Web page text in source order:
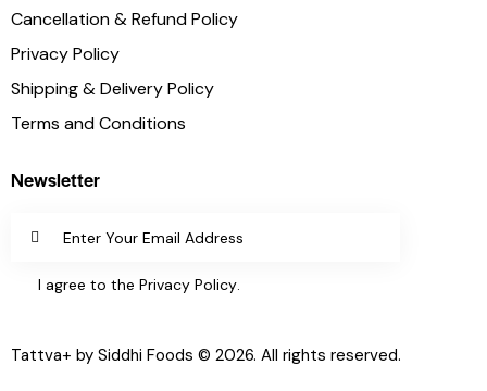
Cancellation & Refund Policy
Privacy Policy
Shipping & Delivery Policy
Terms and Conditions
Newsletter
I agree to the Privacy Policy.
Tattva+ by Siddhi Foods © 2026. All rights reserved.